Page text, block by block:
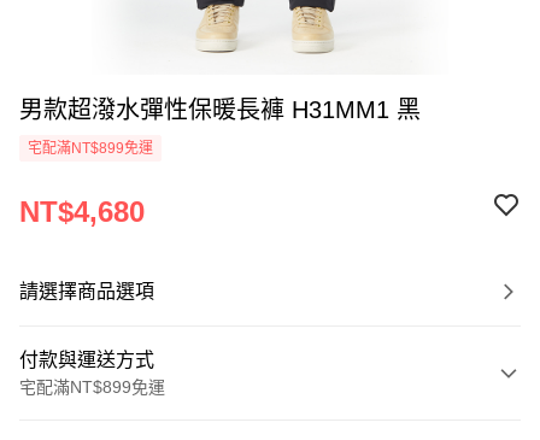
男款超潑水彈性保暖長褲 H31MM1 黑
宅配滿NT$899免運
NT$4,680
請選擇商品選項
付款與運送方式
宅配滿NT$899免運